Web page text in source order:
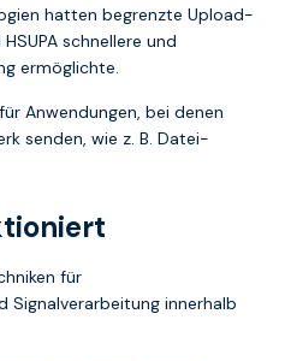
hatten begrenzte Upload-
schnellere und
ermöglichte.
Anwendungen, bei denen
senden, wie z. B. Datei-
für
Signalverarbeitung innerhalb